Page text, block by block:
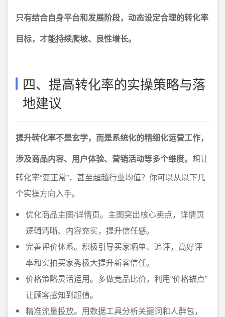
只有结合自身平台和发展阶段，动态设定合理的转化率
目标，才能持续爬坡、良性增长。
四、提高转化率的实操策略与落
地建议
提升转化率不是玄学，而是系统化的精细化运营工作，
涉及商品内容、用户体验、营销活动等多个维度。 想让
转化率“变正常”，甚至超越行业均值？你可以从以下几
个实操方向入手。
优化商品主图/详情页。主图突出核心卖点，详情页
逻辑清晰、内容充实，提升信任感。
完善评价体系。积极引导买家晒单、追评，高好评
率和实拍买家秀极大提升新客信任。
价格策略灵活运用。多做竞品比价，利用“价格锚点”
让顾客感知到超值。
精准流量投放。用数据工具分析关键词和人群包，